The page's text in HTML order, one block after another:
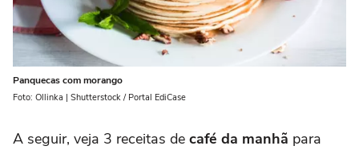
Panquecas com morango
Foto: Ollinka | Shutterstock / Portal EdiCase
A seguir, veja 3 receitas de café da manhã para